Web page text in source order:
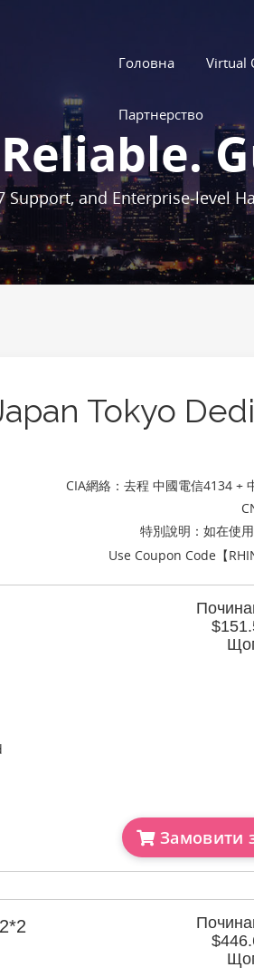
Головна Virtual
Партнерство
Support, and Enterprise-level
Tokyo
CIA網絡：去程 中國電信4134 +
特別說明：如在使
Use Coupon Code【
Замовити